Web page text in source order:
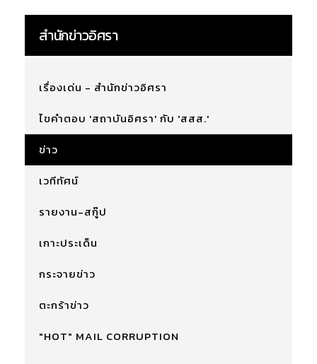
สำนักข่าวอิศรา
เรื่องเด่น - สำนักข่าวอิศรา
ไขคำตอบ 'สถาบันอิศรา' กับ 'สสส.'
ข่าว
เวทีทัศน์
รายงาน-สกู๊ป
เกาะประเด็น
กระจายข่าว
ตะกร้าข่าว
"HOT" MAIL CORRUPTION